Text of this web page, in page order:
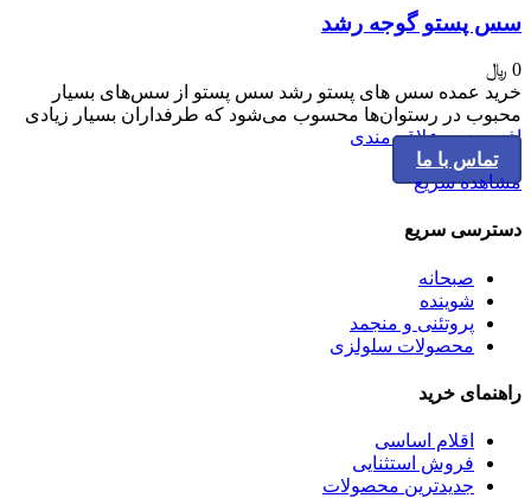
سس پستو گوجه رشد
0 ﷼
خرید عمده سس های پستو رشد سس پستو از سس‌های بسیار
محبوب در رستوان‌ها محسوب می‌شود که طرفداران بسیار زیادی
افزودن به علاقه مندی
تماس با ما
مشاهده سریع
دسترسی سریع
صبحانه
شوینده
پروتئنی و منجمد
محصولات سلولزی
راهنمای خرید
اقلام اساسی
فروش استثنایی
جدیدترین محصولات